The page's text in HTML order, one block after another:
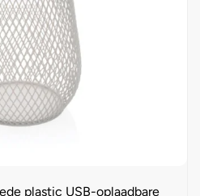
plastic USB-oplaadbare